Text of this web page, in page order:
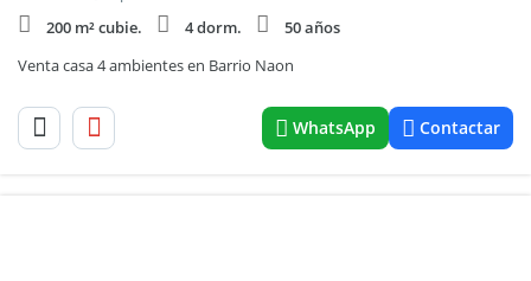
200 m² cubie.
4 dorm.
50 años
Venta casa 4 ambientes en Barrio Naon
WhatsApp Contactar